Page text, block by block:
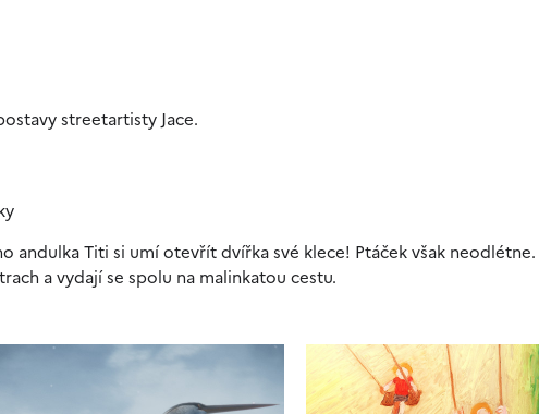
streetartisty Jace.
andulka Titi si umí otevřít dvířka své klece! Ptáček však neodlétne.
a vydají se spolu na malinkatou cestu.